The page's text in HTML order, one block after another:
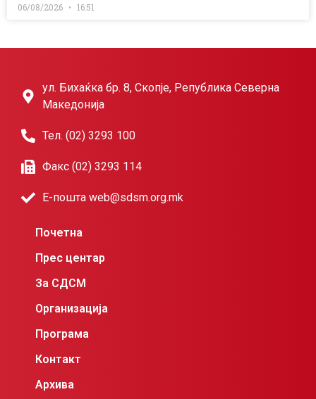
06/08/2026 16:51
ул. Бихаќка бр. 8, Скопје, Република Северна
Македонија
Тел. (02) 3293 100
Факс (02) 3293 114
Е-пошта web@sdsm.org.mk
Почетна
Прес центар
За СДСМ
Организација
Програма
Контакт
Архива